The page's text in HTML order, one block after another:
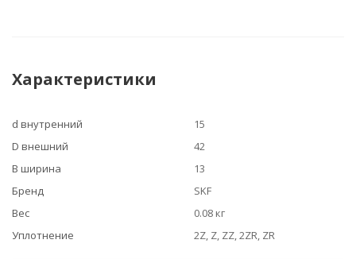
Характеристики
d внутренний
15
D внешний
42
B ширина
13
Бренд
SKF
Вес
0.08 кг
Уплотнение
2Z, Z, ZZ, 2ZR, ZR